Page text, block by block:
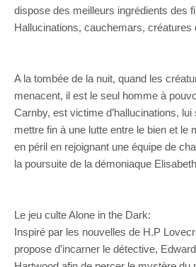
dispose des meilleurs ingrédients des
Hallucinations, cauchemars,
A la tombée de la nuit, quand les
menacent, il est le seul homme à
Carnby, est victime d’hallucinations,
mettre fin à une lutte entre le bien et
en péril en rejoignant une équipe de
la poursuite de la démoniaque
Le jeu culte Alone in the Dark:
Inspiré par les nouvelles de H.P
propose d’incarner le détective,